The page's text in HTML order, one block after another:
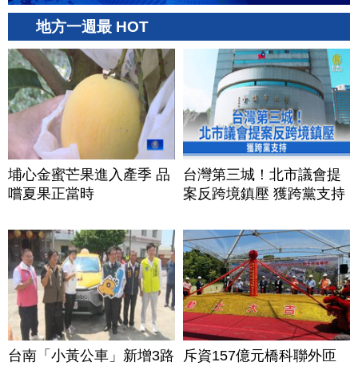
地方一週最 HOT
埔心金蜜芒果進入產季 品
嚐夏果正當時
台灣第三城！北市議會提
案反跨境鎮壓 獲跨黨支持
台南「小黃公車」新增3路
斥資157億元橋科聯外匝